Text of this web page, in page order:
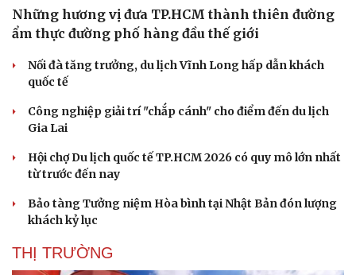
Sức khỏe
Đời sống
Những hương vị đưa TP.HCM thành thiên đường
ẩm thực đường phố hàng đầu thế giới
Nối đà tăng trưởng, du lịch Vĩnh Long hấp dẫn khách
quốc tế
Công nghiệp giải trí "chắp cánh" cho điểm đến du lịch
Gia Lai
Hội chợ Du lịch quốc tế TP.HCM 2026 có quy mô lớn nhất
từ trước đến nay
Bảo tàng Tưởng niệm Hòa bình tại Nhật Bản đón lượng
khách kỷ lục
THỊ TRƯỜNG